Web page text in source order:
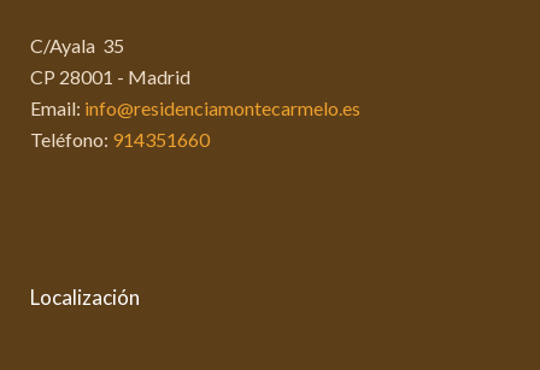
C/Ayala 35
CP 28001 - Madrid
Email: info@residenciamontecarmelo.es
Teléfono: 914351660
Localización